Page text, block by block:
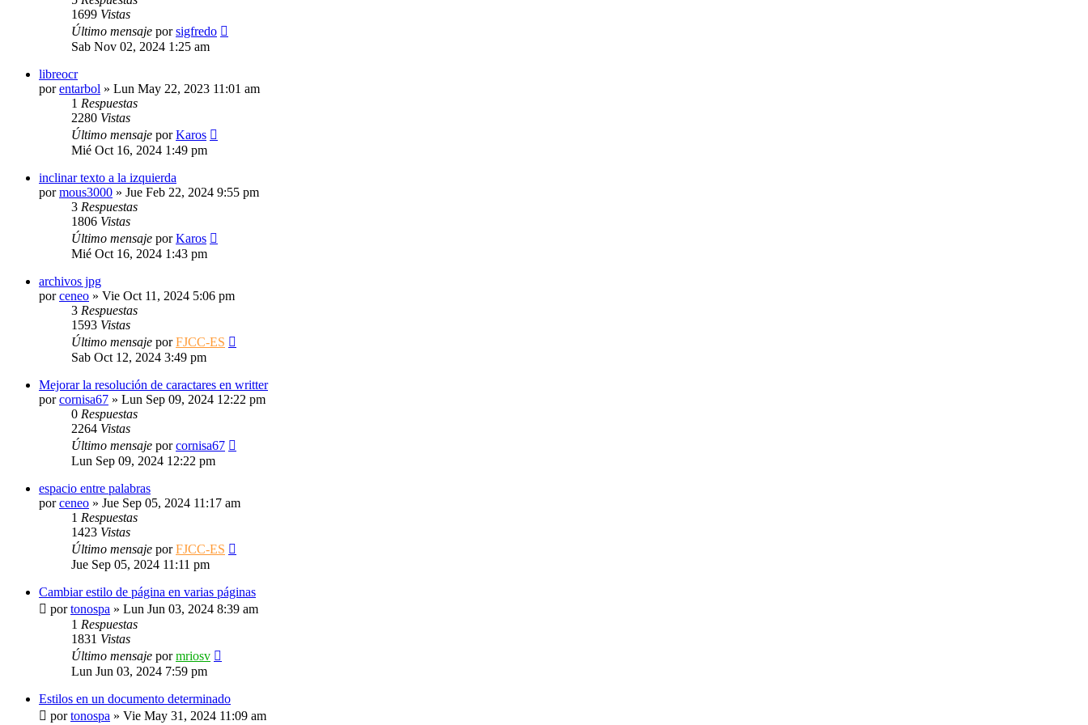
1699 Vistas
Último mensaje porsigfredo
Sab Nov 02, 2024 1:25 am
libreocr
porentarbol » Lun May 22, 2023 11:01 am
1 Respuestas
2280 Vistas
Último mensaje porKaros
Mié Oct 16, 2024 1:49 pm
inclinar texto a la izquierda
pormous3000 » Jue Feb 22, 2024 9:55 pm
3 Respuestas
1806 Vistas
Último mensaje porKaros
Mié Oct 16, 2024 1:43 pm
archivos jpg
porceneo » Vie Oct 11, 2024 5:06 pm
3 Respuestas
1593 Vistas
Último mensaje porFJCC-ES
Sab Oct 12, 2024 3:49 pm
Mejorar la resolución de caractares en writter
porcornisa67 » Lun Sep 09, 2024 12:22 pm
0 Respuestas
2264 Vistas
Último mensaje porcornisa67
Lun Sep 09, 2024 12:22 pm
espacio entre palabras
porceneo » Jue Sep 05, 2024 11:17 am
1 Respuestas
1423 Vistas
Último mensaje porFJCC-ES
Jue Sep 05, 2024 11:11 pm
Cambiar estilo de página en varias páginas
portonospa » Lun Jun 03, 2024 8:39 am
1 Respuestas
1831 Vistas
Último mensaje pormriosv
Lun Jun 03, 2024 7:59 pm
Estilos en un documento determinado
portonospa » Vie May 31, 2024 11:09 am